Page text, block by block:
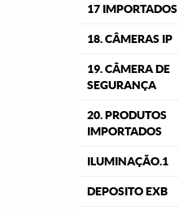
17 IMPORTADOS
18. CÂMERAS IP
19. CÂMERA DE
SEGURANÇA
20. PRODUTOS
IMPORTADOS
ILUMINAÇÃO.1
DEPOSITO EXB